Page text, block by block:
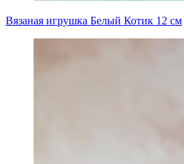
Вязаная игрушка Белый Котик 12 см